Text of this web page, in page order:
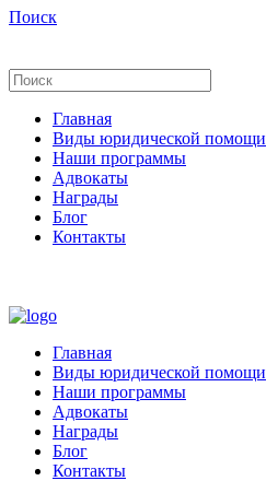
Поиск
Главная
Виды юридической помощи
Наши программы
Адвокаты
Награды
Блог
Контакты
Главная
Виды юридической помощи
Наши программы
Адвокаты
Награды
Блог
Контакты